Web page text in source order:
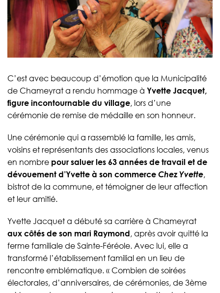
C’est avec beaucoup d’émotion que la Municipalité
de Chameyrat a rendu hommage à Yvette Jacquet,
figure incontournable du village, lors d’une
cérémonie de remise de médaille en son honneur.
Une cérémonie qui a rassemblé la famille, les amis,
voisins et représentants des associations locales, venus
en nombre pour saluer les 63 années de travail et de
dévouement d’Yvette à son commerce Chez Yvette,
bistrot de la commune, et témoigner de leur affection
et leur amitié.
Yvette Jacquet a débuté sa carrière à Chameyrat
aux côtés de son mari Raymond, après avoir quitté la
ferme familiale de Sainte-Féréole. Avec lui, elle a
transformé l’établissement familial en un lieu de
rencontre emblématique. « Combien de soirées
électorales, d’anniversaires, de cérémonies, de 3ème